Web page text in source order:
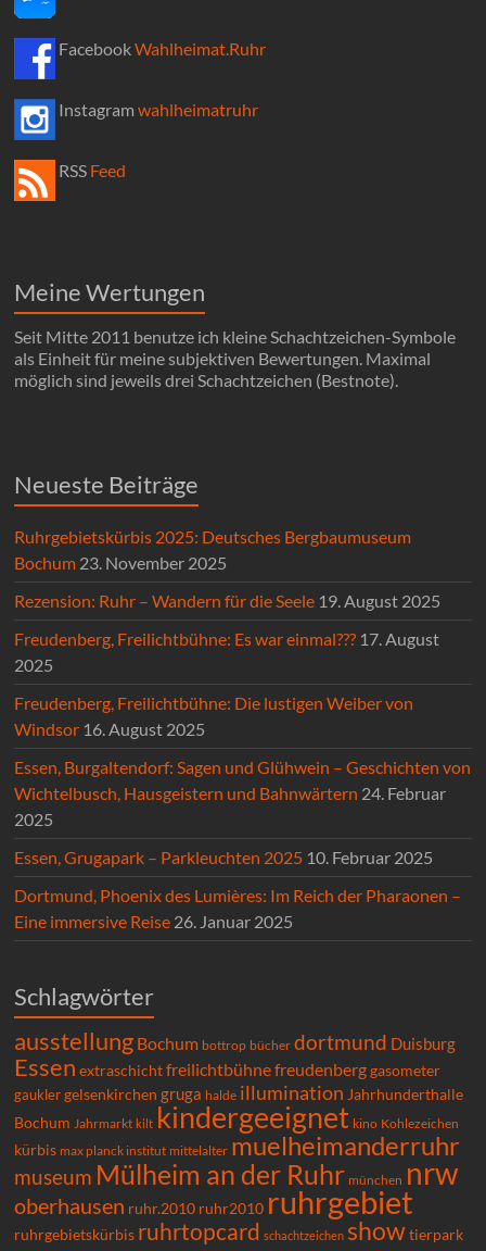
FacebookWahlheimat.Ruhr
Instagramwahlheimatruhr
RSS Feed
Meine Wertungen
Seit Mitte 2011 benutze ich kleine Schachtzeichen-Symbole
als Einheit für meine subjektiven Bewertungen. Maximal
möglich sind jeweils drei Schachtzeichen (Bestnote).
Neueste Beiträge
Ruhrgebietskürbis 2025: Deutsches Bergbaumuseum
Bochum 23. November 2025
Rezension: Ruhr – Wandern für die Seele 19. August 2025
Freudenberg, Freilichtbühne: Es war einmal??? 17. August
2025
Freudenberg, Freilichtbühne: Die lustigen Weiber von
Windsor 16. August 2025
Essen, Burgaltendorf: Sagen und Glühwein – Geschichten von
Wichtelbusch, Hausgeistern und Bahnwärtern 24. Februar
2025
Essen, Grugapark – Parkleuchten 2025 10. Februar 2025
Dortmund, Phoenix des Lumières: Im Reich der Pharaonen –
Eine immersive Reise 26. Januar 2025
Schlagwörter
ausstellung Bochum bottrop bücher dortmund Duisburg
Essen extraschicht freilichtbühnefreudenberg gasometer
gaukler gelsenkirchen gruga halde illumination Jahrhunderthalle
Bochum Jahrmarkt kilt kindergeeignet kino Kohlezeichen
kürbis max planck institut mittelalter muelheimanderruhr
museum Mülheim an der Ruhr münchen nrw
oberhausen ruhr.2010 ruhr2010 ruhrgebiet
ruhrgebietskürbis ruhrtopcard schachtzeichen show tierpark